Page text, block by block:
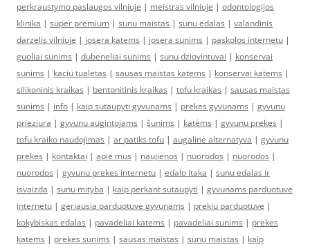
perkraustymo paslaugos vilniuje | meistras vilniuje | odontologijos
klinika | super premium | sunu maistas | sunu edalas | valandinis
darzelis vilniuje | josera katems | josera sunims | paskolos internetu |
guoliai sunims | dubeneliai sunims | sunu dziovintuvai | konservai
sunims | kaciu tualetas | sausas maistas katems | konservai katems |
silikoninis kraikas | bentonitinis kraikas | tofu kraikas | sausas maistas
sunims | info | kaip sutaupyti gyvunams | prekes gyvunams | gyvunu
prieziura | gyvunu augintojams | šunims | katėms | gyvunu prekes |
tofu kraiko naudojimas | ar patiks tofu | augalinė alternatyva | gyvunu
prekes | kontaktai | apie mus | naujienos | nuorodos | nuorodos |
nuorodos | gyvunu prekes internetu | edalo itaka | sunu edalas ir
isvaizda | sunu mityba | kaip perkant sutaupyti | gyvunams parduotuve
internetu | geriausia parduotuve gyvunams | prekiu parduotuve |
kokybiskas edalas | pavadeliai katems | pavadeliai sunims | prekes
katems | prekes sunims | sausas maistas | sunu maistas | kaip